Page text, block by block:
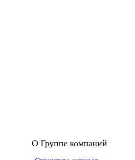
О Группе компаний